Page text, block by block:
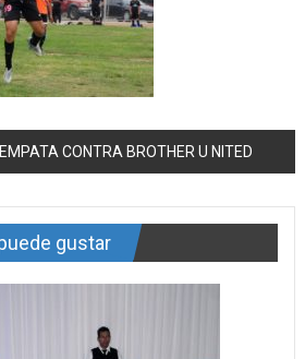
CONTRA BROTHER U NITED
gustar